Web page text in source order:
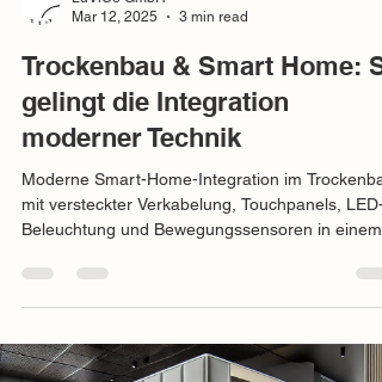
Mar 12, 2025
3 min read
Trockenbau & Smart Home:
gelingt die Integration
moderner Technik
Moderne Smart-Home-Integration im
mit versteckter Verkabelung, Touchpanels, LED-
Beleuchtung und Bewegungssensoren in einem